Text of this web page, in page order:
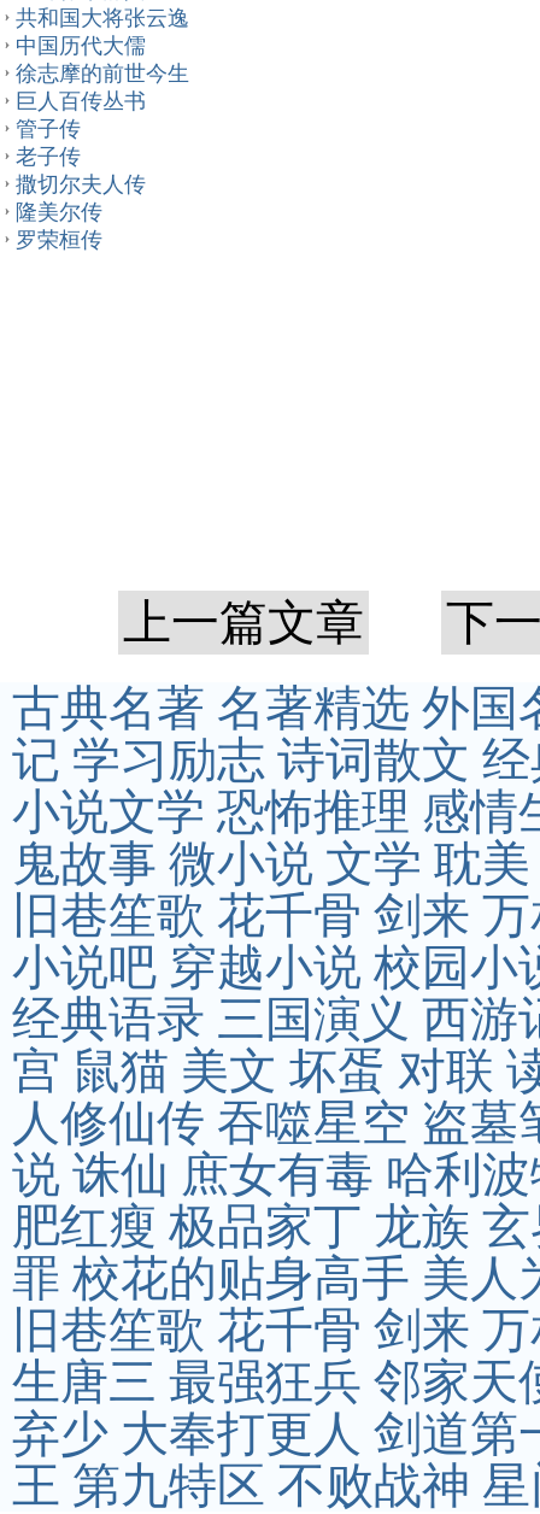
共和国大将张云逸
中国历代大儒
徐志摩的前世今生
巨人百传丛书
管子传
老子传
撒切尔夫人传
隆美尔传
罗荣桓传
上一篇文章
下
古典名著 名著精选 外国
记 学习励志 诗词散文
小说文学 恐怖推理 感情
鬼故事 微小说 文学 耽美
旧巷笙歌 花千骨 剑来
小说吧 穿越小说 校园小
经典语录 三国演义 西游
宫 鼠猫 美文 坏蛋 对联
人修仙传 吞噬星空 盗墓
说 诛仙 庶女有毒 哈利
肥红瘦 极品家丁 龙族
罪 校花的贴身高手 美人
旧巷笙歌 花千骨 剑来
生唐三 最强狂兵 邻家天
弃少 大奉打更人 剑道第
王 第九特区 不败战神